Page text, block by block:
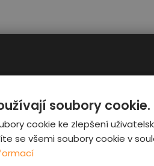
auta
kontrola auta
historie
O
soubory cookie.
cookie ke zlepšení
se všemi soubory cookie v